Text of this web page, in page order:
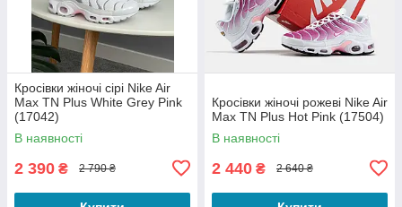
Кросівки жіночі сірі Nike Air
Max TN Plus White Grey Pink
(17042)
В наявності
2 390 ₴ 2 790 ₴
Кросівки жіночі рожеві Nike Air
Max TN Plus Hot Pink (17504)
В наявності
2 440 ₴ 2 640 ₴